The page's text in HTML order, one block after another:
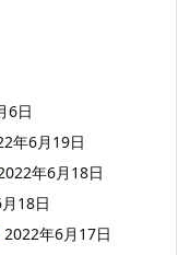
6日
年6月19日
年6月18日
18日
2022年6月17日